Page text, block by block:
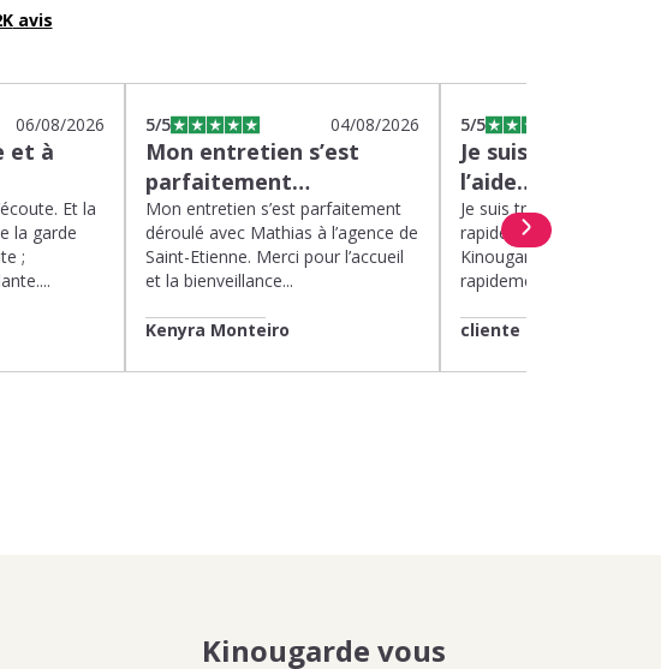
avis
06/08/2026
et à
Et la
la garde
;
5/5 04/08/2026
Mon entretien s’est
parfaitement…
Mon entretien s’est parfaitement
déroulé avec Mathias à l’agence de
Saint-Etienne. Merci pour l’accueil
et la bienveillance...
Kenyra Monteiro
5/5
Je suis très
l’aide…
Je suis très satisfaite de
rapide et efficace
Kinougarde. On m’a
rapidement et une
cliente
Kinougarde vous